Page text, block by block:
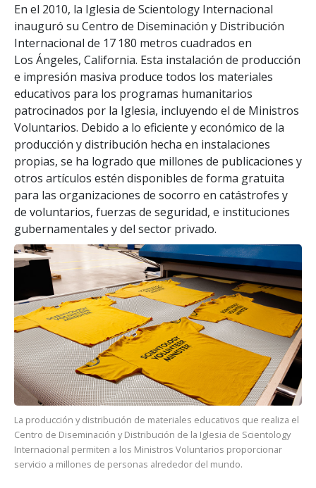
Puede
En el 2010, la Iglesia de Scientology Internacional
inauguró su Centro de Diseminación y Distribución
Internacional de 17 180 metros cuadrados en
Los Ángeles, California. Esta instalación de producción
e impresión masiva produce todos los materiales
educativos para los programas humanitarios
patrocinados por la Iglesia, incluyendo el de Ministros
Voluntarios. Debido a lo eficiente y económico de la
producción y distribución hecha en instalaciones
propias, se ha logrado que millones de publicaciones y
otros artículos estén disponibles de forma gratuita
para las organizaciones de socorro en catástrofes y
de voluntarios, fuerzas de seguridad, e instituciones
gubernamentales y del sector privado.
La producción y distribución de materiales educativos que realiza el
Centro de Diseminación y Distribución de la Iglesia de Scientology
Internacional permiten a los Ministros Voluntarios proporcionar
servicio a millones de personas alrededor del mundo.